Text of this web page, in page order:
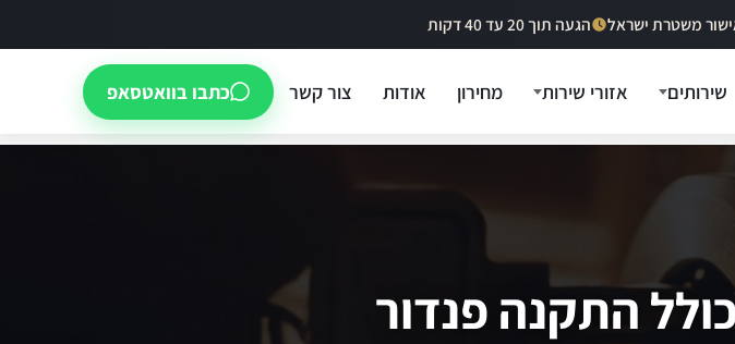
משטרת ישראל הגעה תוך 20 עד 40 דקות
שירותים אזורי שירות מחירון אודות צור קשר כתבו בוואטסאפ
התקנה פנדור